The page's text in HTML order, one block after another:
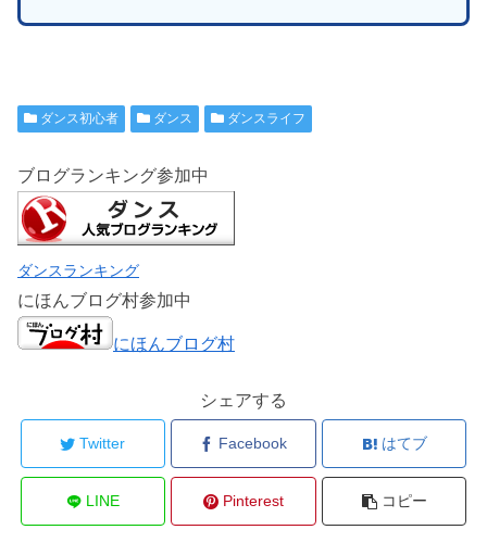
ダンス初心者 ダンス ダンスライフ
ブログランキング参加中
ダンスランキング
にほんブログ村参加中
にほんブログ村
シェアする
Twitter Facebook はてブ
LINE Pinterest コピー